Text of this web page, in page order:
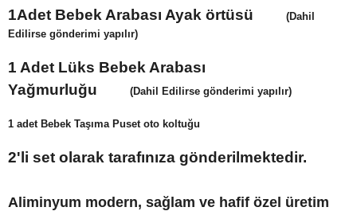
1Adet Bebek Arabası Ayak örtüsü
(Dahil
Edilirse gönderimi yapılır)
1 Adet Lüks Bebek Arabası
Yağmurluğu
(Dahil Edilirse gönderimi yapılır)
1 adet Bebek Taşıma Puset oto koltuğu
2'li set olarak tarafınıza gönderilmektedir.
Aliminyum modern, sağlam ve hafif özel üretim